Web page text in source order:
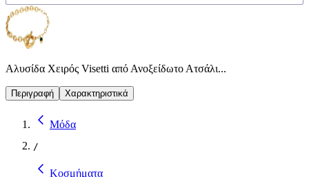
Αλυσίδα Χειρός Visetti από Ανοξείδωτο Ατσάλι...
Περιγραφή Χαρακτηριστικά
Μόδα
/
Κοσμήματα